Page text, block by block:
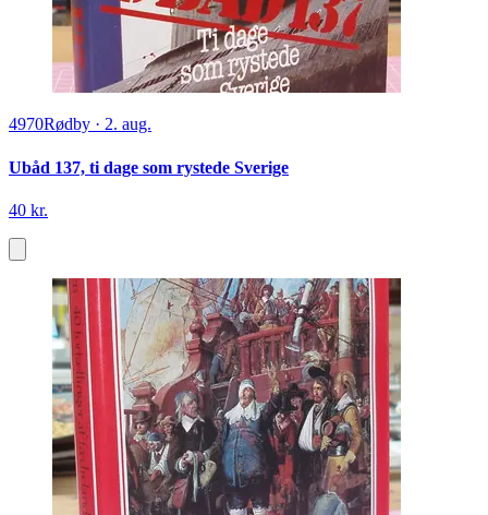
4970Rødby · 2. aug.
Ubåd 137, ti dage som rystede Sverige
40 kr.